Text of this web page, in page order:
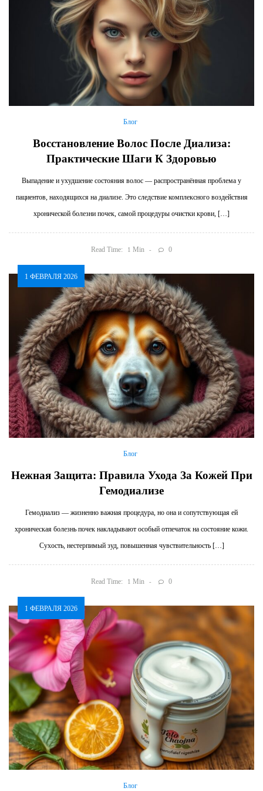
Блог
Восстановление Волос После Диализа:
Практические Шаги К Здоровью
Выпадение и ухудшение состояния волос — распространённая проблема у
пациентов, находящихся на диализе. Это следствие комплексного воздействия
хронической болезни почек, самой процедуры очистки крови, […]
Read Time: 1 Min 0
1 ФЕВРАЛЯ 2026
Блог
Нежная Защита: Правила Ухода За Кожей При
Гемодиализе
Гемодиализ — жизненно важная процедура, но она и сопутствующая ей
хроническая болезнь почек накладывают особый отпечаток на состояние кожи.
Сухость, нестерпимый зуд, повышенная чувствительность […]
Read Time: 1 Min 0
1 ФЕВРАЛЯ 2026
Блог